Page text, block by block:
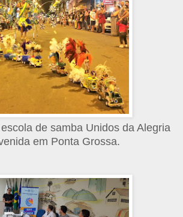
de samba Unidos da Alegria
em Ponta Grossa.